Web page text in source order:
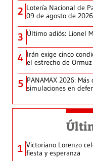
2 Lotería Nacional de
09 de agosto de 2026
3 Último adiós: Lionel
4 Irán exige cinco
el estrecho de Ormuz
5 PANAMAX 2026:
simulaciones en
1 Victoriano Lorenzo
fiesta y esperanza